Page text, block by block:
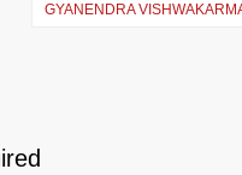
GYANENDRA VISHWAKARMA: